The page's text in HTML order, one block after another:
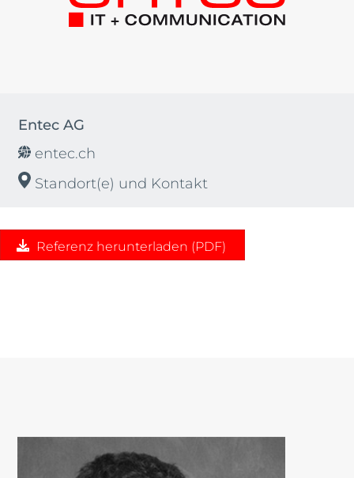
Entec AG
entec.ch
Standort(e) und Kontakt
Referenz herunterladen (PDF)